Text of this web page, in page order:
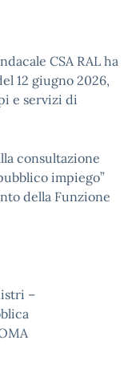
CSA RAL ha
12 giugno 2026,
e servizi di
consultazione
impiego”
della Funzione
–